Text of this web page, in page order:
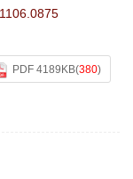
PDF 4189KB(380)